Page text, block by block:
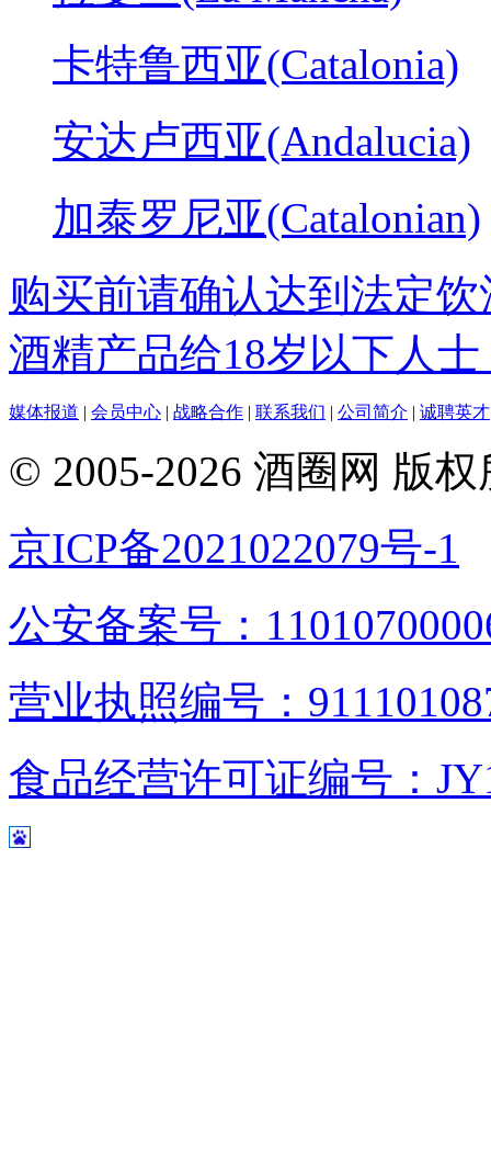
卡特鲁西亚(Catalonia)
安达卢西亚(Andalucia)
加泰罗尼亚(Catalonian)
购买前请确认达到法定
酒精产品给18岁以下人士
媒体报道 | 会员中心 | 战略合作 | 联系我们 | 公司简介 | 诚聘英才
© 2005-2026 酒圈网 版
京ICP备2021022079号-1
公安备案号：
营业执照编号：
食品经营许可证编号：